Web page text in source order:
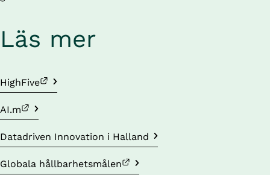
Läs mer
HighFive
Länk till annan webbplats.
AI.m
Länk till annan webbplats.
Datadriven Innovation i Halland
Globala hållbarhetsmålen
Länk till annan webbplats.